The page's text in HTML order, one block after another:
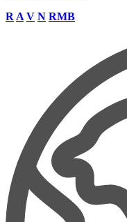
R A V N RMB